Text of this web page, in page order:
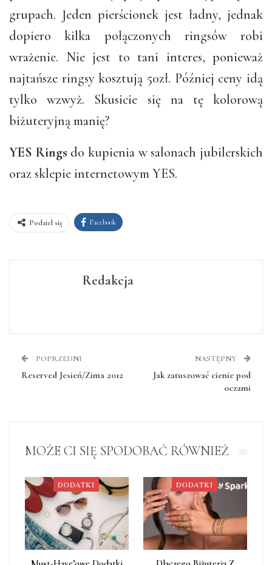
grupach. Jeden pierścionek jest ładny, jednak
dopiero kilka połączonych ringsów robi
wrażenie. Nie jest to tani interes, ponieważ
najtańsze ringsy kosztują 50zł. Później ceny idą
tylko wzwyż. Skusicie się na tę kolorową
biżuteryjną manię?
YES Rings do kupienia w salonach jubilerskich
oraz sklepie internetowym YES.
Podziel się Facebook
Redakcja
POPRZEDNI
Reserved Jesień/Zima 2012
NASTĘPNY
Jak zatuszować cienie pod
oczami
MOŻE CI SIĘ SPODOBAĆ RÓWNIEŻ
DODATKI DODATKI